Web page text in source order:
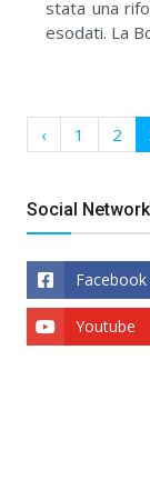
stata una
esodati. La
‹ 1 2
Social
Facebook
Youtube